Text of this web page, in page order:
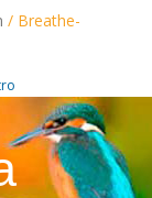
/ Breathe-